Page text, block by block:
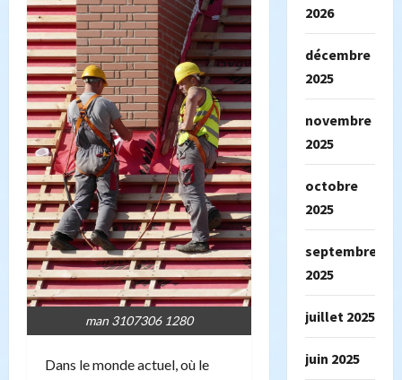
man 3107306 1280
Dans le monde actuel, où le
2026
décembre
2025
novembre
2025
octobre
2025
septembre
2025
juillet 2025
juin 2025